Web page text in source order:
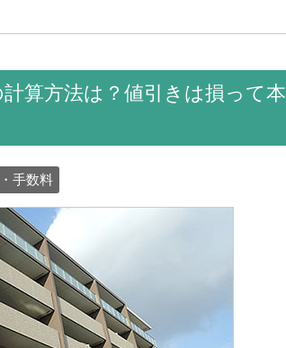
算方法は？値引きは損って本
手数料